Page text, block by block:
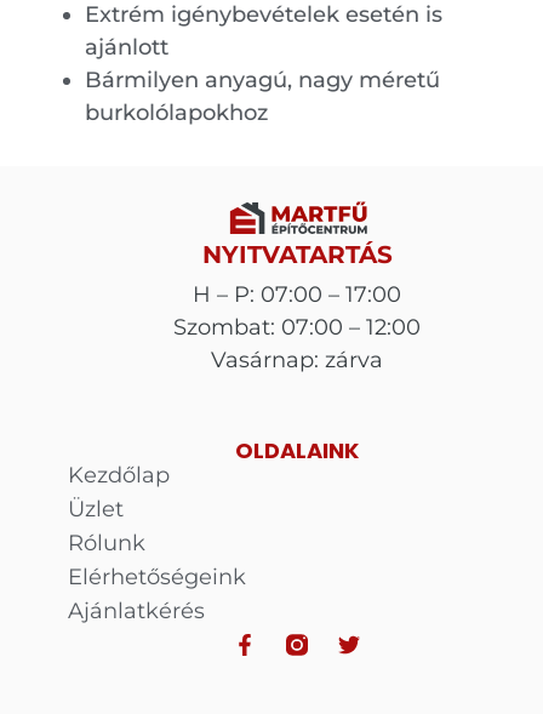
Extrém igénybevételek esetén is
ajánlott
Bármilyen anyagú, nagy méretű
burkolólapokhoz
NYITVATARTÁS
H – P: 07:00 – 17:00
Szombat: 07:00 – 12:00
Vasárnap: zárva
OLDALAINK
Kezdőlap
Üzlet
Rólunk
Elérhetőségeink
Ajánlatkérés